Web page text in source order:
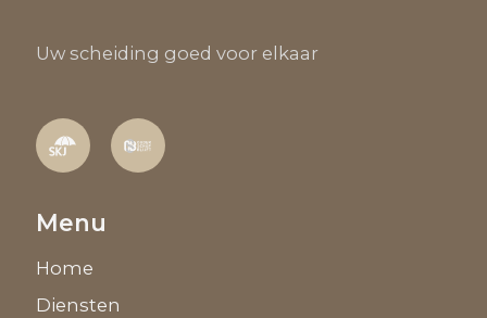
Uw scheiding goed voor elkaar
Menu
Home
Diensten